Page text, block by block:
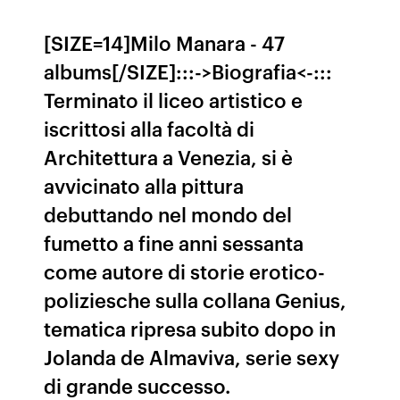
[SIZE=14]Milo Manara - 47
albums[/SIZE]:::->Biografia<-:::
Terminato il liceo artistico e
iscrittosi alla facoltà di
Architettura a Venezia, si è
avvicinato alla pittura
debuttando nel mondo del
fumetto a fine anni sessanta
come autore di storie erotico-
poliziesche sulla collana Genius,
tematica ripresa subito dopo in
Jolanda de Almaviva, serie sexy
di grande successo.